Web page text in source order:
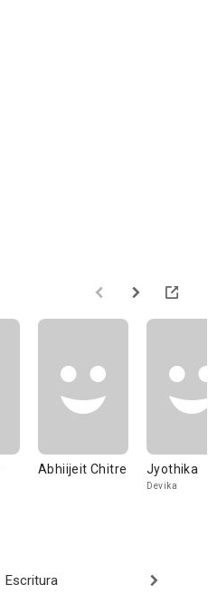
Abhiijeit Chitre Jyothika
Devika
Escritura